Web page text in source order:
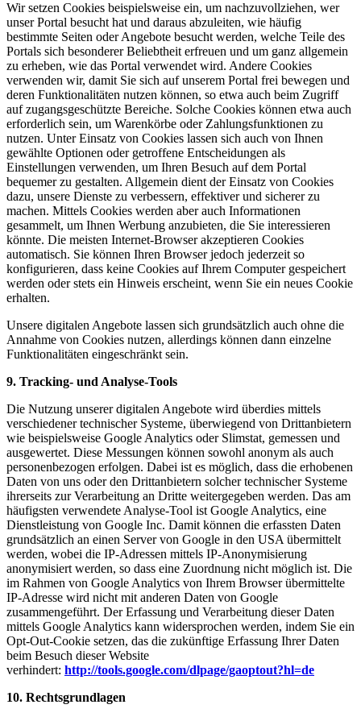
Wir setzen Cookies beispielsweise ein, um nachzuvollziehen, wer
unser Portal besucht hat und daraus abzuleiten, wie häufig
bestimmte Seiten oder Angebote besucht werden, welche Teile des
Portals sich besonderer Beliebtheit erfreuen und um ganz allgemein
zu erheben, wie das Portal verwendet wird. Andere Cookies
verwenden wir, damit Sie sich auf unserem Portal frei bewegen und
deren Funktionalitäten nutzen können, so etwa auch beim Zugriff
auf zugangsgeschützte Bereiche. Solche Cookies können etwa auch
erforderlich sein, um Warenkörbe oder Zahlungsfunktionen zu
nutzen. Unter Einsatz von Cookies lassen sich auch von Ihnen
gewählte Optionen oder getroffene Entscheidungen als
Einstellungen verwenden, um Ihren Besuch auf dem Portal
bequemer zu gestalten. Allgemein dient der Einsatz von Cookies
dazu, unsere Dienste zu verbessern, effektiver und sicherer zu
machen. Mittels Cookies werden aber auch Informationen
gesammelt, um Ihnen Werbung anzubieten, die Sie interessieren
könnte. Die meisten Internet-Browser akzeptieren Cookies
automatisch. Sie können Ihren Browser jedoch jederzeit so
konfigurieren, dass keine Cookies auf Ihrem Computer gespeichert
werden oder stets ein Hinweis erscheint, wenn Sie ein neues Cookie
erhalten.
Unsere digitalen Angebote lassen sich grundsätzlich auch ohne die
Annahme von Cookies nutzen, allerdings können dann einzelne
Funktionalitäten eingeschränkt sein.
9. Tracking- und Analyse-Tools
Die Nutzung unserer digitalen Angebote wird überdies mittels
verschiedener technischer Systeme, überwiegend von Drittanbietern
wie beispielsweise Google Analytics oder Slimstat, gemessen und
ausgewertet. Diese Messungen können sowohl anonym als auch
personenbezogen erfolgen. Dabei ist es möglich, dass die erhobenen
Daten von uns oder den Drittanbietern solcher technischer Systeme
ihrerseits zur Verarbeitung an Dritte weitergegeben werden. Das am
häufigsten verwendete Analyse-Tool ist Google Analytics, eine
Dienstleistung von Google Inc. Damit können die erfassten Daten
grundsätzlich an einen Server von Google in den USA übermittelt
werden, wobei die IP-Adressen mittels IP-Anonymisierung
anonymisiert werden, so dass eine Zuordnung nicht möglich ist. Die
im Rahmen von Google Analytics von Ihrem Browser übermittelte
IP-Adresse wird nicht mit anderen Daten von Google
zusammengeführt. Der Erfassung und Verarbeitung dieser Daten
mittels Google Analytics kann widersprochen werden, indem Sie ein
Opt-Out-Cookie setzen, das die zukünftige Erfassung Ihrer Daten
beim Besuch dieser Website
verhindert: http://tools.google.com/dlpage/gaoptout?hl=de
10. Rechtsgrundlagen